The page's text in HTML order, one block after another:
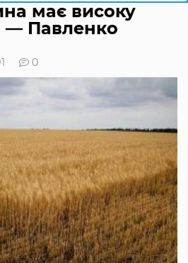
має високу
— Павленко
0